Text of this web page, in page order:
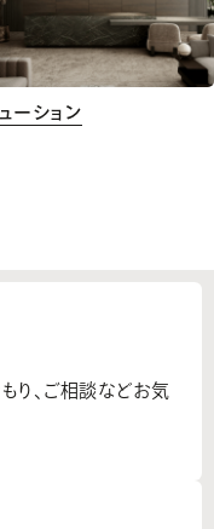
ーション
、 ご相談などお気